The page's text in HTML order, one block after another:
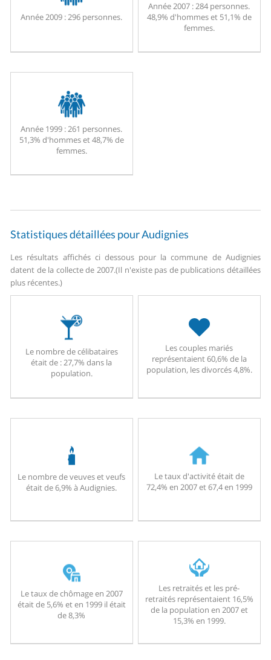
Année 2009 :296 personnes.
Année 2007 :284 personnes.
48,9% d'hommes et 51,1% de
femmes.
Année 1999 :261 personnes.
51,3% d'hommes et 48,7% de
femmes.
Statistiques détaillées pour Audignies
Les résultats affichés ci dessous pour la commune de Audignies
datent de la collecte de 2007.(Il n'existe pas de publications détaillées
plus récentes.)
Le nombre de célibataires
était de : 27,7% dans la
population.
Les couples mariés
représentaient 60,6% de la
population, les divorcés 4,8%.
Le nombre de veuves et veufs
était de 6,9% à Audignies.
Le taux d'activité était de
72,4% en 2007 et 67,4 en 1999
Le taux de chômage en 2007
était de 5,6% et en 1999 il était
de 8,3%
Les retraités et les pré-
retraités représentaient 16,5%
de la population en 2007 et
15,3% en 1999.